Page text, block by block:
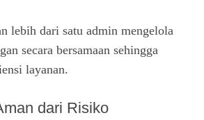
lebih dari satu admin mengelola
secara bersamaan sehingga
layanan.
dari Risiko